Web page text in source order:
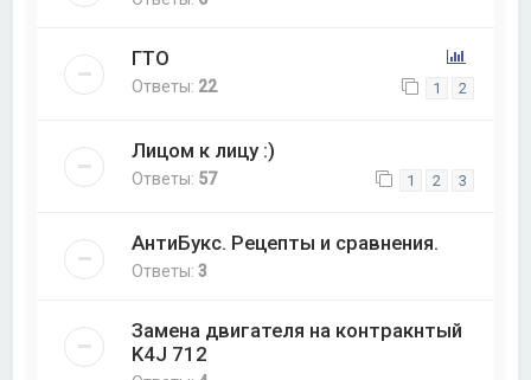
ГТО
Ответы: 22 1 2
Лицом к лицу :)
Ответы: 57 1 2 3
АнтиБукс. Рецепты и сравнения.
Ответы:3
Замена двигателя на контракнтый
K4J 712